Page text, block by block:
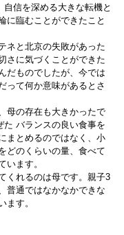
信を深める大きな転機と
に臨むことができたこと
ネと北京の失敗があった
さに気づくことができた
だものでしたが、今では
って何か意味があるとさ
母の存在も大きかったで
た バランスの良い食事を
まとめるのではなく、小
どのくらいの量、食べて
います。
くれるのは母です。親子3
普通ではなかなかできな
ます。